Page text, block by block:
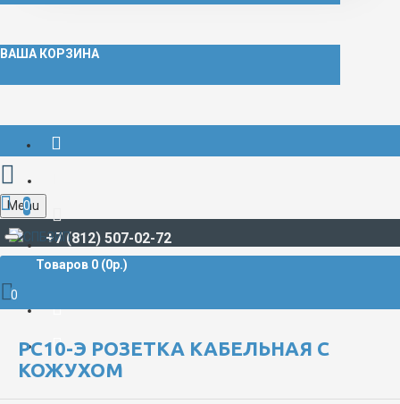
ВАША КОРЗИНА
+7 (812) 507-02-72
Menu
0
Товаров 0 (0р.)
0
РАЗЪЁМЫ СУДОВЫЕ
РС10-Э РОЗЕТКА КАБЕЛЬНАЯ С
КОЖУХОМ